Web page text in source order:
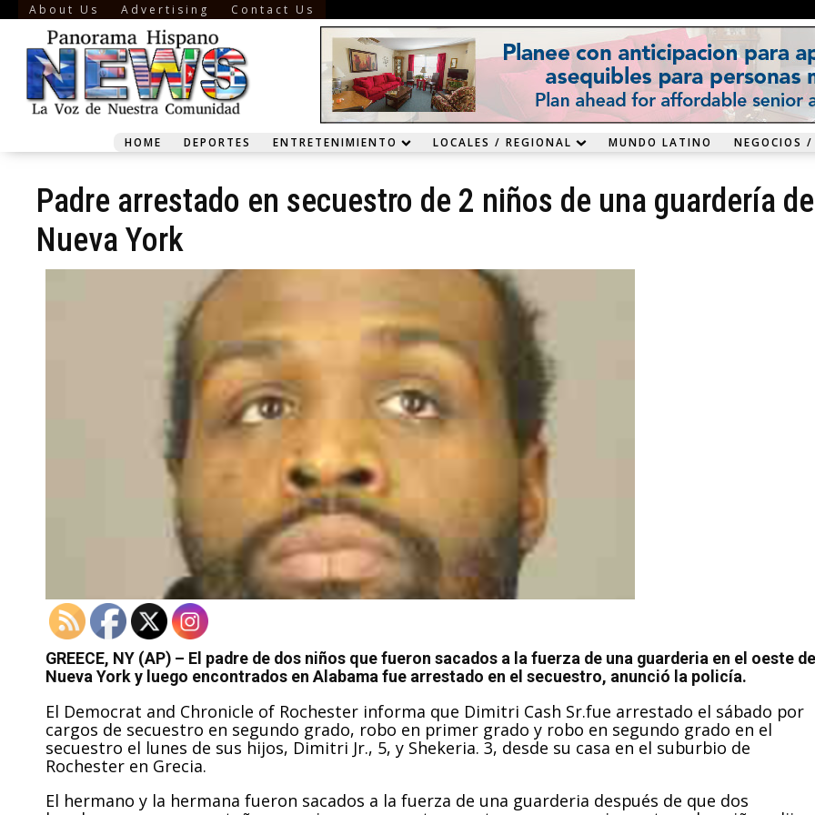
About Us Advertising Contact Us
HOME DEPORTES ENTRETENIMIENTO LOCALES / REGIONAL MUNDO LATINO NEGOCIOS
Padre arrestado en secuestro de 2 niños de una guardería de
Nueva York
GREECE, NY (AP) – El padre de dos niños que fueron sacados a la fuerza de una guarderia en el oeste de
Nueva York y luego encontrados en Alabama fue arrestado en el secuestro, anunció la policía.
El Democrat and Chronicle of Rochester informa que Dimitri Cash Sr.fue arrestado el sábado por
cargos de secuestro en segundo grado, robo en primer grado y robo en segundo grado en el
secuestro el lunes de sus hijos, Dimitri Jr., 5, y Shekeria. 3, desde su casa en el suburbio de
Rochester en Grecia.
El hermano y la hermana fueron sacados a la fuerza de una guarderia después de que dos